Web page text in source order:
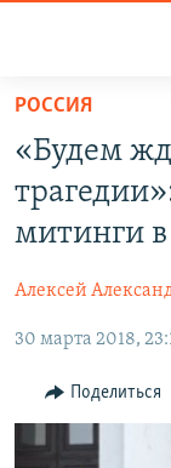
Вернуться
основному
содержанию
Вернутся
главной
Вернутся
поиску
СПЕЦПРОЕКТЫ
11 ЛЕТ
ВОДА
ЕЩЕ
ИНТЕРАКТИВ
ИНФОГРАФИКА
ТЕЛЕПРОЕКТ
РАДІО
КАК ОБОЙТИ
РОССИЯ
«Будем
митинги
Алексей
30 марта 2018,
Поделиться